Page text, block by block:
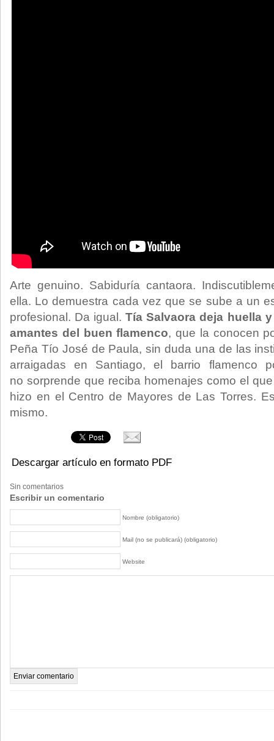
Arte genuino. Sabiduría cantaora.
ella. Lo demuestra cada vez que se sube a un
profesional. Da igual. Tía Salvaora deja huella
amantes del buen flamenco, que la conocen
Peña Tío José de Paula, sin duda una de las
arraigadas en Santiago, el barrio flamenco
no sorprende que reciba homenajes como el
hizo en el Centro de Mayores de Las Torres.
mismo.
Descargar artículo en formato PDF
Sin comentarios
Escribir un comentario
Nombre (obligatorio)
Mail (no se publicará) (obligatorio)
Website